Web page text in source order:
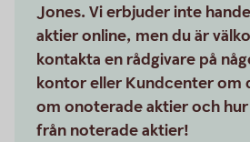
Jones. Vi erbjuder inte
aktier online, men du är
kontakta en rådgivare på
kontor eller Kundcenter om
om onoterade aktier och
från noterade aktier!